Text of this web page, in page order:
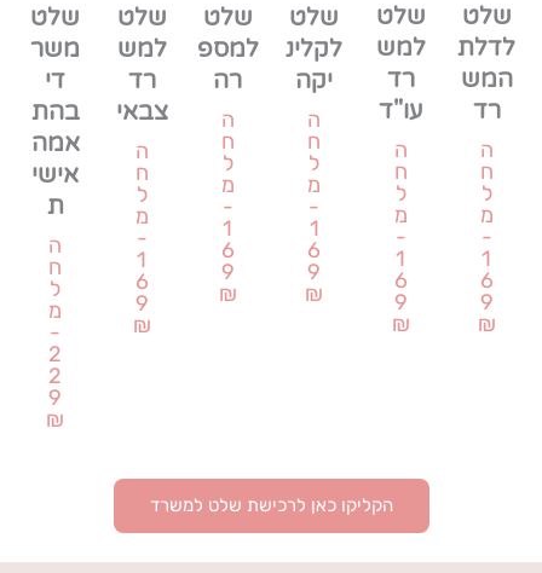
שלט
לדלת
המש
רד
ה
ח
ל
מ
-
1
6
9
₪
שלט
למש
רד
עו"ד
ה
ח
ל
מ
-
1
6
9
₪
שלט
לקלינ
יקה
ה
ח
ל
מ
-
1
6
9
₪
שלט
למספ
רה
ה
ח
ל
מ
-
1
6
9
₪
שלט
למש
רד
צבאי
ה
ח
ל
מ
-
1
6
9
₪
שלט
משר
די
בהת
אמה
אישי
ת
ה
ח
ל
מ
-
2
2
9
₪
הקליקו כאן לרכישת שלט למשרד